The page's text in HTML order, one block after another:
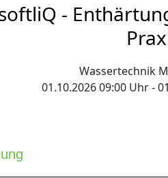
-
Wassertechnik
01.10.2026 09:00 Uhr -